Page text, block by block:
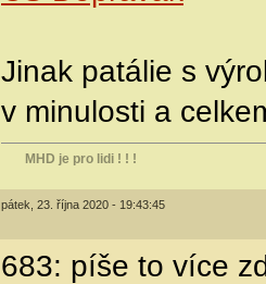
Jinak patálie s
v minulosti a
MHD je pro lidi ! ! !
pátek, 23. října 2020 - 19:43:45
683: píše to více